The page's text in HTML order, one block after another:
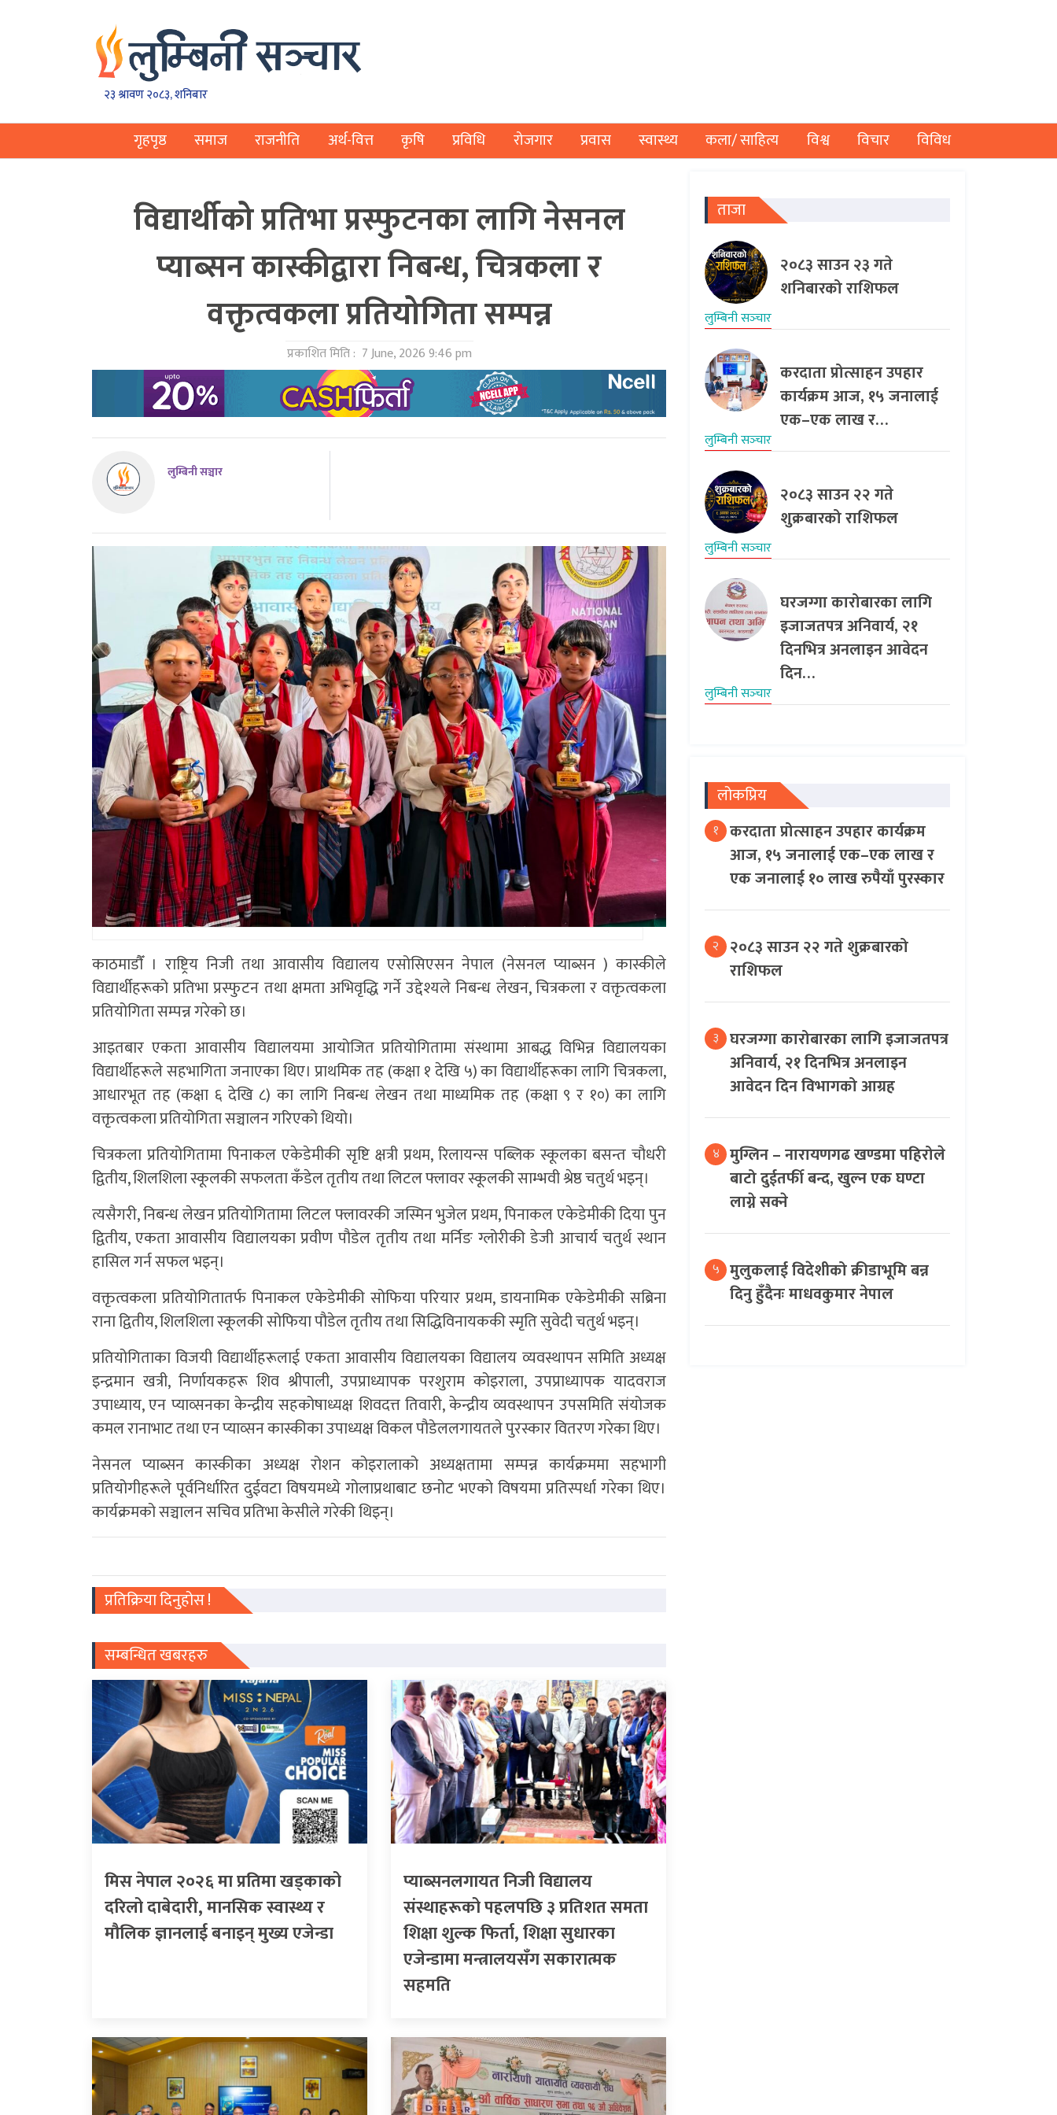
२३ श्रावण २०८३, शनिबार
गृहपृष्ठ समाज राजनीति अर्थ-वित्त कृषि प्रविधि रोजगार प्रवास स्वास्थ्य कला/ साहित्य विश्व विचार विविध
विद्यार्थीको प्रतिभा प्रस्फुटनका लागि नेसनल
प्याब्सन कास्कीद्वारा निबन्ध, चित्रकला र
वक्तृत्वकला प्रतियोगिता सम्पन्न
प्रकाशित मिति : 7 June, 2026 9:46 pm
लुम्बिनी सञ्चार
काठमाडाैँ । राष्ट्रिय निजी तथा आवासीय विद्यालय एसोसिएसन नेपाल (नेसनल प्याब्सन ) कास्कीले
विद्यार्थीहरूको प्रतिभा प्रस्फुटन तथा क्षमता अभिवृद्धि गर्ने उद्देश्यले निबन्ध लेखन, चित्रकला र वक्तृत्वकला
प्रतियोगिता सम्पन्न गरेको छ।
आइतबार एकता आवासीय विद्यालयमा आयोजित प्रतियोगितामा संस्थामा आबद्ध विभिन्न विद्यालयका
विद्यार्थीहरूले सहभागिता जनाएका थिए। प्राथमिक तह (कक्षा १ देखि ५) का विद्यार्थीहरूका लागि चित्रकला,
आधारभूत तह (कक्षा ६ देखि ८) का लागि निबन्ध लेखन तथा माध्यमिक तह (कक्षा ९ र १०) का लागि
वक्तृत्वकला प्रतियोगिता सञ्चालन गरिएको थियो।
चित्रकला प्रतियोगितामा पिनाकल एकेडेमीकी सृष्टि क्षत्री प्रथम, रिलायन्स पब्लिक स्कूलका बसन्त चौधरी
द्वितीय, शिलशिला स्कूलकी सफलता कँडेल तृतीय तथा लिटल फ्लावर स्कूलकी साम्भवी श्रेष्ठ चतुर्थ भइन्।
त्यसैगरी, निबन्ध लेखन प्रतियोगितामा लिटल फ्लावरकी जस्मिन भुजेल प्रथम, पिनाकल एकेडेमीकी दिया पुन
द्वितीय, एकता आवासीय विद्यालयका प्रवीण पौडेल तृतीय तथा मर्निङ ग्लोरीकी डेजी आचार्य चतुर्थ स्थान
हासिल गर्न सफल भइन्।
वक्तृत्वकला प्रतियोगितातर्फ पिनाकल एकेडेमीकी सोफिया परियार प्रथम, डायनामिक एकेडेमीकी सब्रिना
राना द्वितीय, शिलशिला स्कूलकी सोफिया पौडेल तृतीय तथा सिद्धिविनायककी स्मृति सुवेदी चतुर्थ भइन्।
प्रतियोगिताका विजयी विद्यार्थीहरूलाई एकता आवासीय विद्यालयका विद्यालय व्यवस्थापन समिति अध्यक्ष
इन्द्रमान खत्री, निर्णायकहरू शिव श्रीपाली, उपप्राध्यापक परशुराम कोइराला, उपप्राध्यापक यादवराज
उपाध्याय, एन प्याव्सनका केन्द्रीय सहकोषाध्यक्ष शिवदत्त तिवारी, केन्द्रीय व्यवस्थापन उपसमिति संयोजक
कमल रानाभाट तथा एन प्याव्सन कास्कीका उपाध्यक्ष विकल पौडेललगायतले पुरस्कार वितरण गरेका थिए।
नेसनल प्याब्सन कास्कीका अध्यक्ष रोशन कोइरालाको अध्यक्षतामा सम्पन्न कार्यक्रममा सहभागी
प्रतियोगीहरूले पूर्वनिर्धारित दुईवटा विषयमध्ये गोलाप्रथाबाट छनोट भएको विषयमा प्रतिस्पर्धा गरेका थिए।
कार्यक्रमको सञ्चालन सचिव प्रतिभा केसीले गरेकी थिइन्।
प्रतिक्रिया दिनुहोस !
सम्बन्धित खबरहरु
मिस नेपाल २०२६ मा प्रतिमा खड्काको
दरिलो दाबेदारी, मानसिक स्वास्थ्य र
मौलिक ज्ञानलाई बनाइन् मुख्य एजेन्डा
प्याब्सनलगायत निजी विद्यालय
संस्थाहरूको पहलपछि ३ प्रतिशत समता
शिक्षा शुल्क फिर्ता, शिक्षा सुधारका
एजेन्डामा मन्त्रालयसँग सकारात्मक
सहमति
ताजा
२०८३ साउन २३ गते
शनिबारको राशिफल
लुम्बिनी सञ्‍चार
करदाता प्रोत्साहन उपहार
कार्यक्रम आज, १५ जनालाई
एक–एक लाख र…
लुम्बिनी सञ्‍चार
२०८३ साउन २२ गते
शुक्रबारको राशिफल
लुम्बिनी सञ्‍चार
घरजग्गा कारोबारका लागि
इजाजतपत्र अनिवार्य, २१
दिनभित्र अनलाइन आवेदन
दिन…
लुम्बिनी सञ्‍चार
लोकप्रिय
१ करदाता प्रोत्साहन उपहार कार्यक्रम
आज, १५ जनालाई एक–एक लाख र
एक जनालाई १० लाख रुपैयाँ पुरस्कार
२ २०८३ साउन २२ गते शुक्रबारको
राशिफल
३ घरजग्गा कारोबारका लागि इजाजतपत्र
अनिवार्य, २१ दिनभित्र अनलाइन
आवेदन दिन विभागको आग्रह
४ मुग्लिन – नारायणगढ खण्डमा पहिरोले
बाटो दुईतर्फी बन्द, खुल्न एक घण्टा
लाग्ने सक्ने
५ मुलुकलाई विदेशीको क्रीडाभूमि बन्न
दिनु हुँदैनः माधवकुमार नेपाल